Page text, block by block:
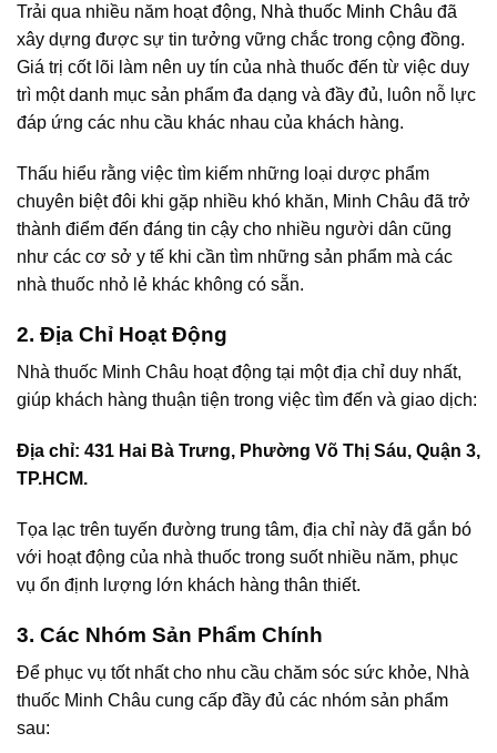
Trải qua nhiều năm hoạt động, Nhà thuốc Minh Châu đã
xây dựng được sự tin tưởng vững chắc trong cộng đồng.
Giá trị cốt lõi làm nên uy tín của nhà thuốc đến từ việc duy
trì một danh mục sản phẩm đa dạng và đầy đủ, luôn nỗ lực
đáp ứng các nhu cầu khác nhau của khách hàng.
Thấu hiểu rằng việc tìm kiếm những loại dược phẩm
chuyên biệt đôi khi gặp nhiều khó khăn, Minh Châu đã trở
thành điểm đến đáng tin cậy cho nhiều người dân cũng
như các cơ sở y tế khi cần tìm những sản phẩm mà các
nhà thuốc nhỏ lẻ khác không có sẵn.
2. Địa Chỉ Hoạt Động
Nhà thuốc Minh Châu hoạt động tại một địa chỉ duy nhất,
giúp khách hàng thuận tiện trong việc tìm đến và giao dịch:
Địa chỉ: 431 Hai Bà Trưng, Phường Võ Thị Sáu, Quận 3,
TP.HCM.
Tọa lạc trên tuyến đường trung tâm, địa chỉ này đã gắn bó
với hoạt động của nhà thuốc trong suốt nhiều năm, phục
vụ ổn định lượng lớn khách hàng thân thiết.
3. Các Nhóm Sản Phẩm Chính
Để phục vụ tốt nhất cho nhu cầu chăm sóc sức khỏe, Nhà
thuốc Minh Châu cung cấp đầy đủ các nhóm sản phẩm
sau: